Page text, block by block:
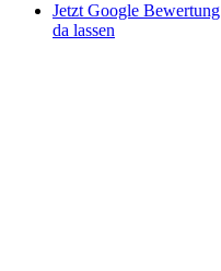
Jetzt Google Bewertung
da lassen